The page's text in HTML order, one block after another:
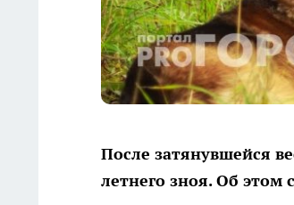
После затянувшейся
летнего зноя. Об